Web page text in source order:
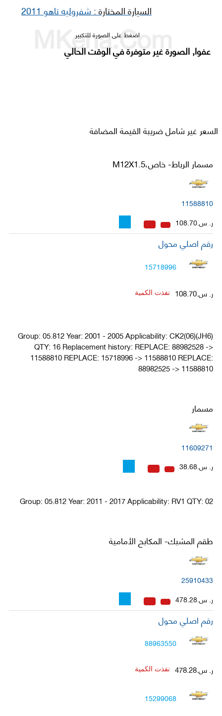
السيارة المختارة : شفروليه تاهو 2011
اضغط على الصورة للتكبير
عفوا, الصورة غير متوفرة في الوقت الحالي
السعر غير شامل ضريبة القيمة المضافة
مسمار الرباط- خاص،M12X1.5
11588810
ر. س.108.70
رقم اصلي محول
15718996
ر. س.108.70 نفذت الكمية
Group: 05.812 Year: 2001 - 2005 Applicability: CK2(06)(JH6)
QTY: 16 Replacement history: REPLACE: 88982528 ->
11588810 REPLACE: 15718996 -> 11588810 REPLACE:
88982525 -> 11588810
مسمار
11609271
ر. س.38.68
Group: 05.812 Year: 2011 - 2017 Applicability: RV1 QTY: 02
طقم المشبك- المكابح الأمامية
25910433
ر. س.478.28
رقم اصلي محول
88963550
ر. س.478.28 نفذت الكمية
15299068